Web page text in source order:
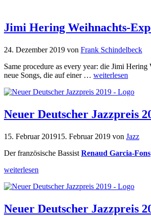
Jimi Hering Weihnachts-
24. Dezember 2019 von Frank Schindelbeck
Same procedure as every year: die Jimi
neue Songs, die auf einer … weiterlesen
Neuer Deutscher Jazzpreis
15. Februar 201915. Februar 2019 von Jazz
Der französische Bassist Renaud Garcia-Fons
weiterlesen
Neuer Deutscher Jazzpreis